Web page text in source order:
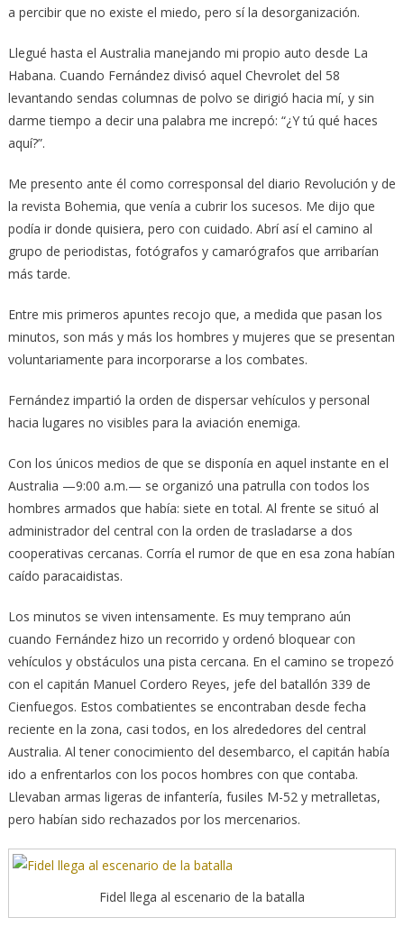
a percibir que no existe el miedo, pero sí la desorganización.
Llegué hasta el Australia manejando mi propio auto desde La
Habana. Cuando Fernández divisó aquel Chevrolet del 58
levantando sendas columnas de polvo se dirigió hacia mí, y sin
darme tiempo a decir una palabra me increpó: “¿Y tú qué haces
aquí?”.
Me presento ante él como corresponsal del diario Revolución y de
la revista Bohemia, que venía a cubrir los sucesos. Me dijo que
podía ir donde quisiera, pero con cuidado. Abrí así el camino al
grupo de periodistas, fotógrafos y camarógrafos que arribarían
más tarde.
Entre mis primeros apuntes recojo que, a medida que pasan los
minutos, son más y más los hombres y mujeres que se presentan
voluntariamente para incorporarse a los combates.
Fernández impartió la orden de dispersar vehículos y personal
hacia lugares no visibles para la aviación enemiga.
Con los únicos medios de que se disponía en aquel instante en el
Australia —9:00 a.m.— se organizó una patrulla con todos los
hombres armados que había: siete en total. Al frente se situó al
administrador del central con la orden de trasladarse a dos
cooperativas cercanas. Corría el rumor de que en esa zona habían
caído paracaidistas.
Los minutos se viven intensamente. Es muy temprano aún
cuando Fernández hizo un recorrido y ordenó bloquear con
vehículos y obstáculos una pista cercana. En el camino se tropezó
con el capitán Manuel Cordero Reyes, jefe del batallón 339 de
Cienfuegos. Estos combatientes se encontraban desde fecha
reciente en la zona, casi todos, en los alrededores del central
Australia. Al tener conocimiento del desembarco, el capitán había
ido a enfrentarlos con los pocos hombres con que contaba.
Llevaban armas ligeras de infantería, fusiles M-52 y metralletas,
pero habían sido rechazados por los mercenarios.
Fidel llega al escenario de la batalla